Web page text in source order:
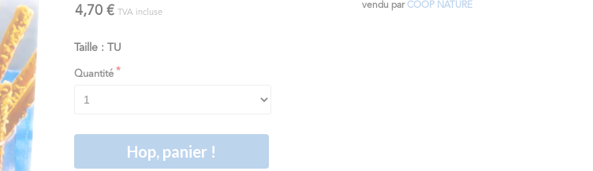
vendu parCOOP NATURE
4,70 € TVA incluse
Taille : TU
Quantité
Hop, panier !